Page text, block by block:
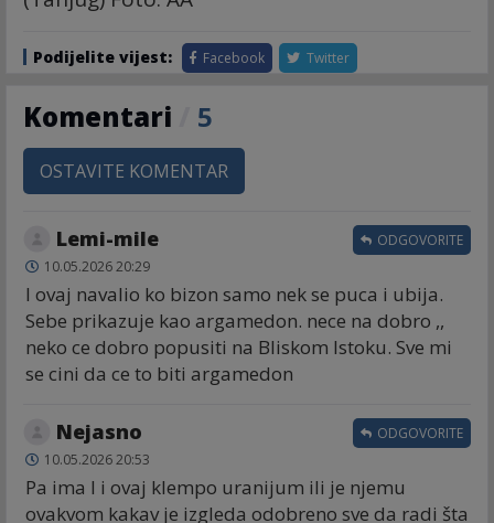
Podijelite vijest: Facebook Twitter
Komentari 5
OSTAVITE KOMENTAR
Lemi-mile
10.05.2026 20:29
I ovaj navalio ko bizon samo nek se puca i ubija.
Sebe prikazuje kao argamedon. nece na dobro ,,
neko ce dobro popusiti na Bliskom Istoku. Sve mi
se cini da ce to biti argamedon
ODGOVORITE
Nejasno
10.05.2026 20:53
Pa ima l i ovaj klempo uranijum ili je njemu
ovakvom kakav je izgleda odobreno sve da radi šta
ODGOVORITE